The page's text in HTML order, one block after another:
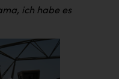
ich habe es